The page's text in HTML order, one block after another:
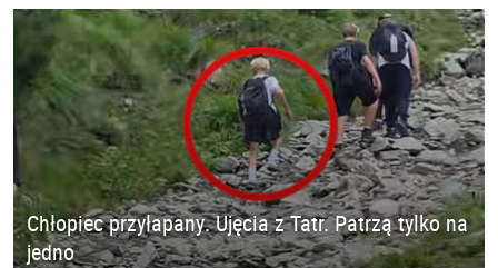
Chłopiec przyłapany. Ujęcia z Tatr. Patrzą tylko na
jedno